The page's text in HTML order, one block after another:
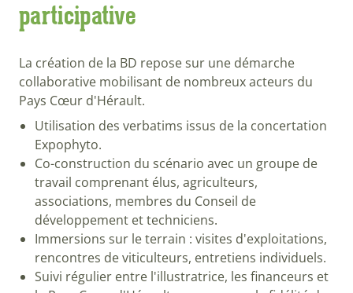
participative
La création de la BD repose sur une démarche
collaborative mobilisant de nombreux acteurs du
Pays Cœur d'Hérault.
Utilisation des verbatims issus de la concertation
Expophyto.
Co-construction du scénario avec un groupe de
travail comprenant élus, agriculteurs,
associations, membres du Conseil de
développement et techniciens.
Immersions sur le terrain : visites d'exploitations,
rencontres de viticulteurs, entretiens individuels.
Suivi régulier entre l'illustratrice, les financeurs et